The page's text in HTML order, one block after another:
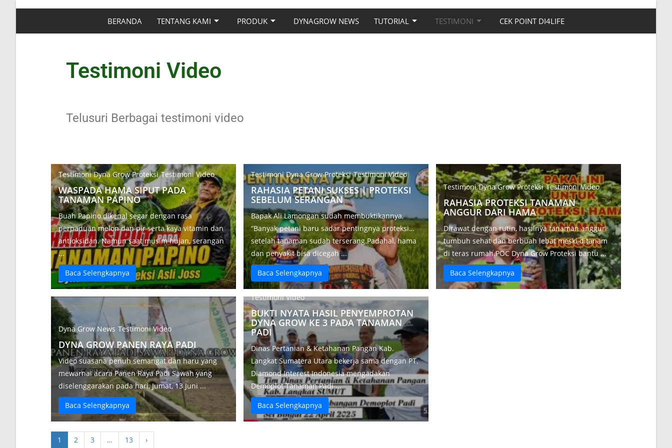
BERANDA TENTANG KAMI PRODUK DYNAGROW NEWS TUTORIAL TESTIMONI CEK POINT DI4LIFE
Testimoni Video
Telusuri Berbagai testimoni video
Testimoni Dyna Grow Proteksi Testimoni Video
WASPADA HAMA SIPUT PADA
TANAMAN PAPINO
Buah Papino dikenal segar dengan rasa
perpaduan melon dan pir serta kaya vitamin dan
antioksidan. Namun saat musim hujan, serangan
...
Baca Selengkapnya
Testimoni Dyna Grow Proteksi Testimoni Video
RAHASIA PETANI SUKSES | PROTEKSI
SEBELUM SERANGAN
Bapak Ali Lamongan sudah membuktikannya,
“Banyak petani baru sadar pentingnya proteksi…
setelah tanaman sudah terserang.Padahal, hama
dan penyakit bisa dicegah ...
Baca Selengkapnya
Testimoni Dyna Grow Proteksi Testimoni Video
RAHASIA PROTEKSI TANAMAN
ANGGUR DARI HAMA
Dirawat dengan rutin, hasilnya tanaman anggur
tumbuh sehat dan berbuah lebat meski ditanam
di teras rumah.POC Dyna Grow Proteksi bantu ...
Baca Selengkapnya
Dyna Grow News Testimoni Video
DYNA GROW PANEN RAYA PADI
Video suasana penuh semangat dan haru yang
mewarnai acara Panen Raya Padi Sawah yang
diselenggarakan pada hari, Jumat, 13 Juni ...
Baca Selengkapnya
Testimoni Video
BUKTI NYATA HASIL PENYEMPROTAN
DYNA GROW KE 3 PADA TANAMAN
PADI
Dinas Pertanian & Ketahanan Pangan Kab.
Langkat Sumatera Utara bekerja sama dengan PT.
Diamond Interest Indonesia mengadakan
Demoplot Tanaman Padi ...
Baca Selengkapnya
1 2 3 … 13 ›